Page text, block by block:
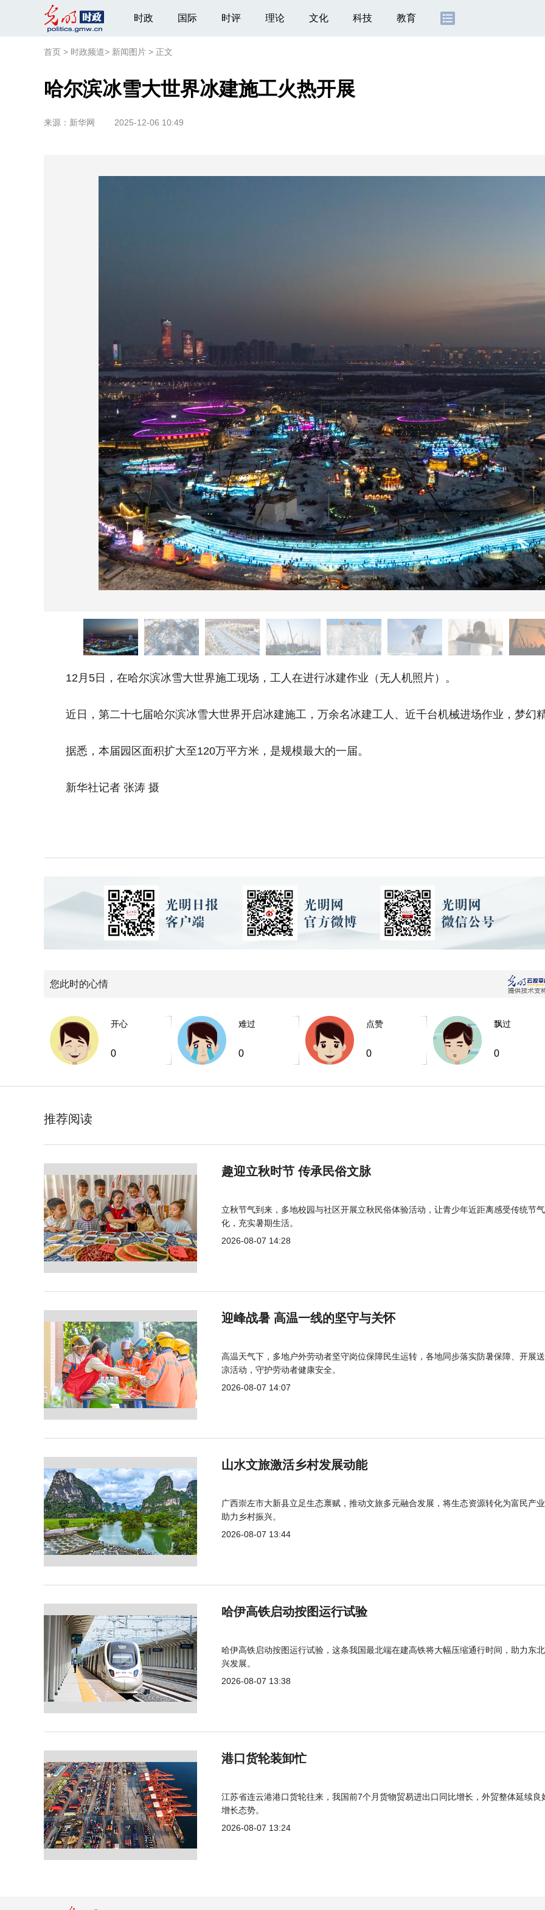
时政 国际 时评 理论 文化 科技 教育
首页 > 时政频道> 新闻图片 > 正文
哈尔滨冰雪大世界冰建施工火热开展
来源： 新华网 2025-12-06 10:49
12月5日，在哈尔滨冰雪大世界施工现场，工人在进行冰建作业（无人机照片）。
近日，第二十七届哈尔滨冰雪大世界开启冰建施工，万余名冰建工人、近千台机械进场作业，梦幻
据悉，本届园区面积扩大至120万平方米，是规模最大的一届。
新华社记者 张涛 摄
您此时的心情
开心
0
难过
0
点赞
0
飘过
0
推荐阅读
趣迎立秋时节 传承民俗文脉
立秋节气到来，多地校园与社区开展立秋民俗体验活动，让青少年近距离感受传统节
化，充实暑期生活。
2026-08-07 14:28
迎峰战暑 高温一线的坚守与关怀
高温天气下，多地户外劳动者坚守岗位保障民生运转，各地同步落实防暑保障、开展
凉活动，守护劳动者健康安全。
2026-08-07 14:07
山水文旅激活乡村发展动能
广西崇左市大新县立足生态禀赋，推动文旅多元融合发展，将生态资源转化为富民产
助力乡村振兴。
2026-08-07 13:44
哈伊高铁启动按图运行试验
哈伊高铁启动按图运行试验，这条我国最北端在建高铁将大幅压缩通行时间，助力东
兴发展。
2026-08-07 13:38
港口货轮装卸忙
江苏省连云港港口货轮往来，我国前7个月货物贸易进出口同比增长，外贸整体延续良
增长态势。
2026-08-07 13:24